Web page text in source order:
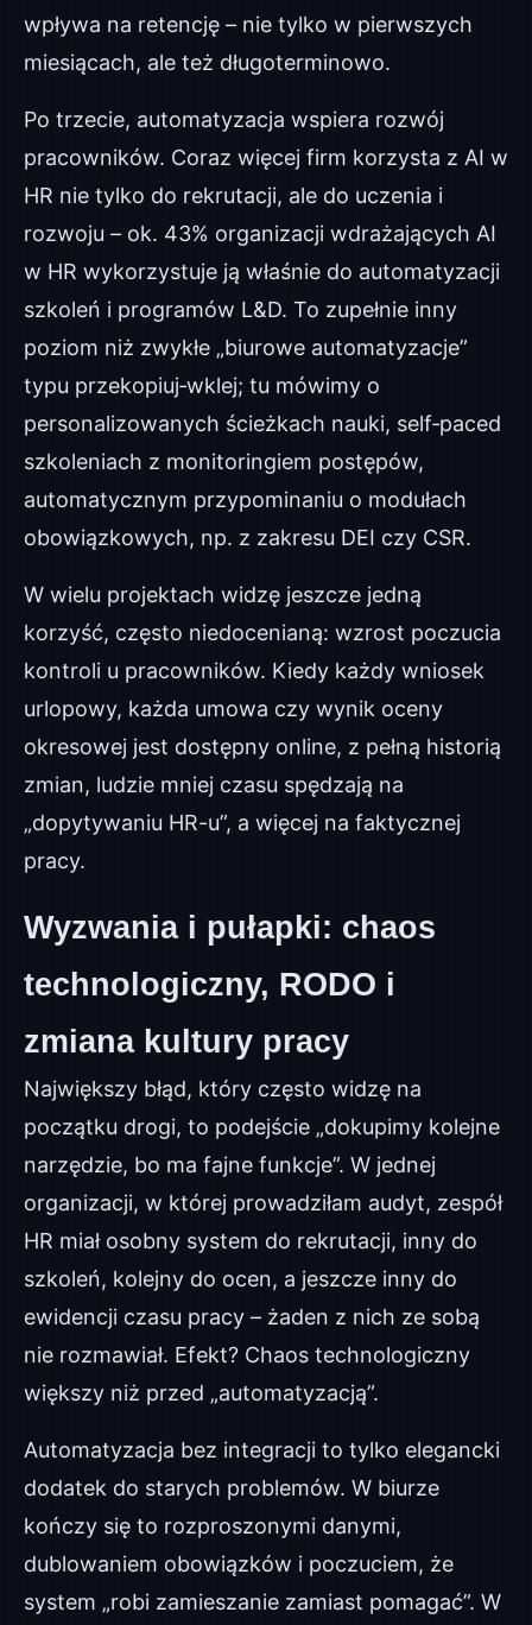
wpływa na retencję – nie tylko w pierwszych
miesiącach, ale też długoterminowo.
Po trzecie, automatyzacja wspiera rozwój
pracowników. Coraz więcej firm korzysta z AI w
HR nie tylko do rekrutacji, ale do uczenia i
rozwoju – ok. 43% organizacji wdrażających AI
w HR wykorzystuje ją właśnie do automatyzacji
szkoleń i programów L&D. To zupełnie inny
poziom niż zwykłe „biurowe automatyzacje”
typu przekopiuj‑wklej; tu mówimy o
personalizowanych ścieżkach nauki, self‑paced
szkoleniach z monitoringiem postępów,
automatycznym przypominaniu o modułach
obowiązkowych, np. z zakresu DEI czy CSR.
W wielu projektach widzę jeszcze jedną
korzyść, często niedocenianą: wzrost poczucia
kontroli u pracowników. Kiedy każdy wniosek
urlopowy, każda umowa czy wynik oceny
okresowej jest dostępny online, z pełną historią
zmian, ludzie mniej czasu spędzają na
„dopytywaniu HR-u”, a więcej na faktycznej
pracy.
Wyzwania i pułapki: chaos
technologiczny, RODO i
zmiana kultury pracy
Największy błąd, który często widzę na
początku drogi, to podejście „dokupimy kolejne
narzędzie, bo ma fajne funkcje”. W jednej
organizacji, w której prowadziłam audyt, zespół
HR miał osobny system do rekrutacji, inny do
szkoleń, kolejny do ocen, a jeszcze inny do
ewidencji czasu pracy – żaden z nich ze sobą
nie rozmawiał. Efekt? Chaos technologiczny
większy niż przed „automatyzacją”.
Automatyzacja bez integracji to tylko elegancki
dodatek do starych problemów. W biurze
kończy się to rozproszonymi danymi,
dublowaniem obowiązków i poczuciem, że
system „robi zamieszanie zamiast pomagać”. W